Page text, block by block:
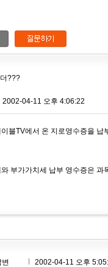
???
2002-04-11 오후 4:06:22
블TV에서 온 지로영수증을
부가가치세 납부 영수증은
2002-04-11 오후